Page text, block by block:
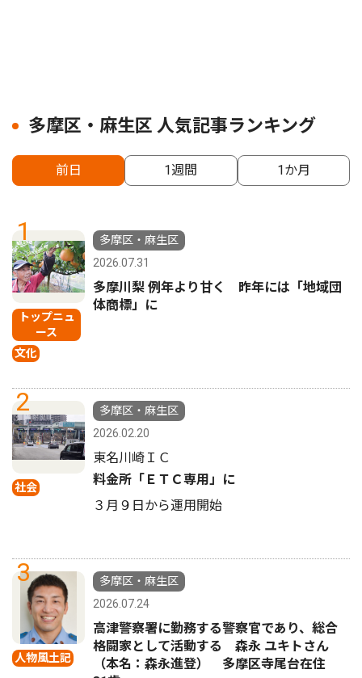
多摩区・麻生区 人気記事ランキング
前日 1週間 1か月
1
トップニュ
ース
文化
多摩区・麻生区
2026.07.31
多摩川梨 例年より甘く 昨年には「地域団
体商標」に
2
社会
多摩区・麻生区
2026.02.20
東名川崎ＩＣ
料金所「ＥＴＣ専用」に
３月９日から運用開始
3
人物風土記
多摩区・麻生区
2026.07.24
高津警察署に勤務する警察官であり、総合
格闘家として活動する 森永 ユキトさん
（本名：森永進登） 多摩区寺尾台在住